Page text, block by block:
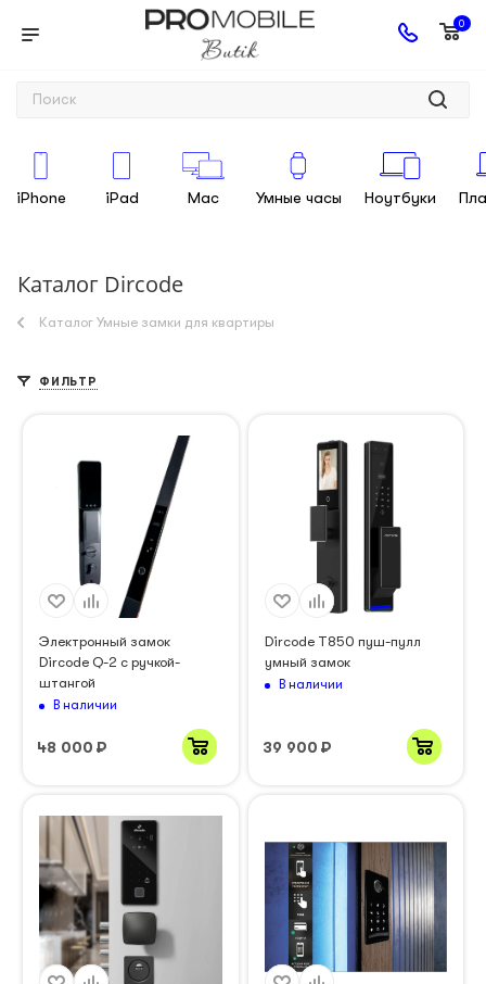
0
iPhone iPad Mac Умные часы Ноутбуки
Каталог Dircode
Каталог Умные замки для квартиры
ФИЛЬТР
Электронный замок
Dircode Q-2 с ручкой-
штангой
В наличии
48 000 ₽
Dircode T850 пуш-пулл
умный замок
В наличии
39 900 ₽